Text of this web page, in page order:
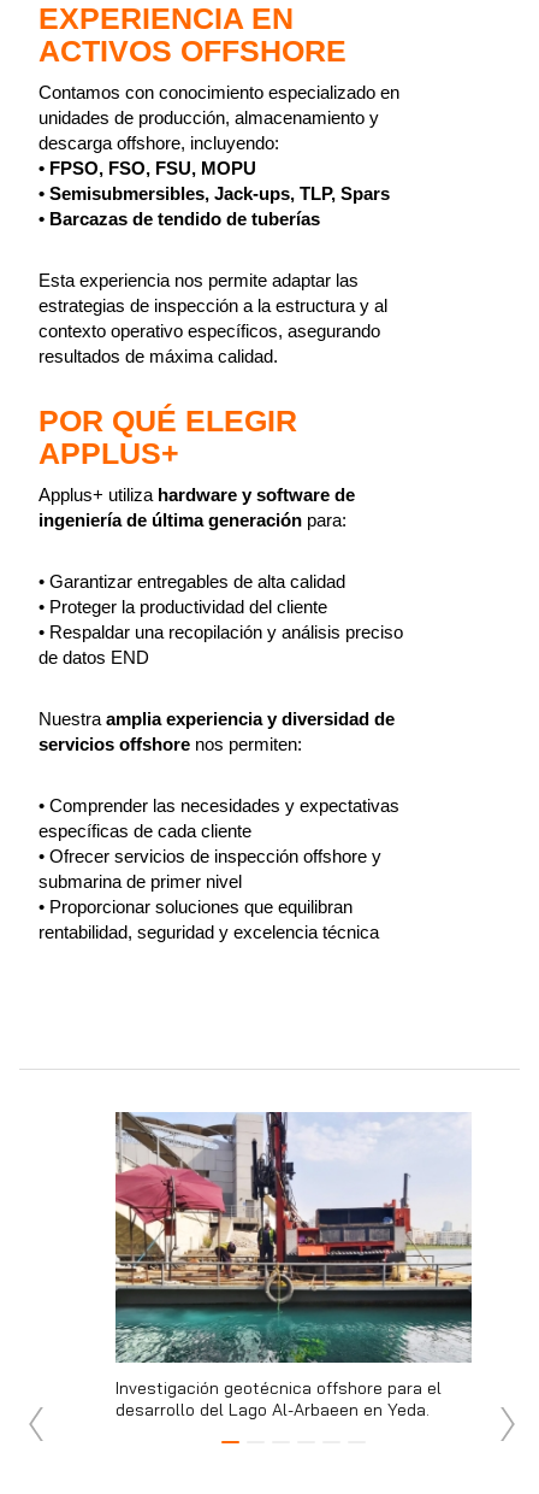
EXPERIENCIA EN
ACTIVOS OFFSHORE
Contamos con conocimiento especializado en
unidades de producción, almacenamiento y
descarga offshore, incluyendo:
• FPSO, FSO, FSU, MOPU
• Semisubmersibles, Jack-ups, TLP, Spars
• Barcazas de tendido de tuberías
Esta experiencia nos permite adaptar las
estrategias de inspección a la estructura y al
contexto operativo específicos, asegurando
resultados de máxima calidad.
POR QUÉ ELEGIR
APPLUS+
Applus+ utiliza hardware y software de
ingeniería de última generación para:
• Garantizar entregables de alta calidad
• Proteger la productividad del cliente
• Respaldar una recopilación y análisis preciso
de datos END
Nuestra amplia experiencia y diversidad de
servicios offshore nos permiten:
• Comprender las necesidades y expectativas
específicas de cada cliente
• Ofrecer servicios de inspección offshore y
submarina de primer nivel
• Proporcionar soluciones que equilibran
rentabilidad, seguridad y excelencia técnica
Investigación geotécnica offshore para el
desarrollo del Lago Al-Arbaeen en Yeda.